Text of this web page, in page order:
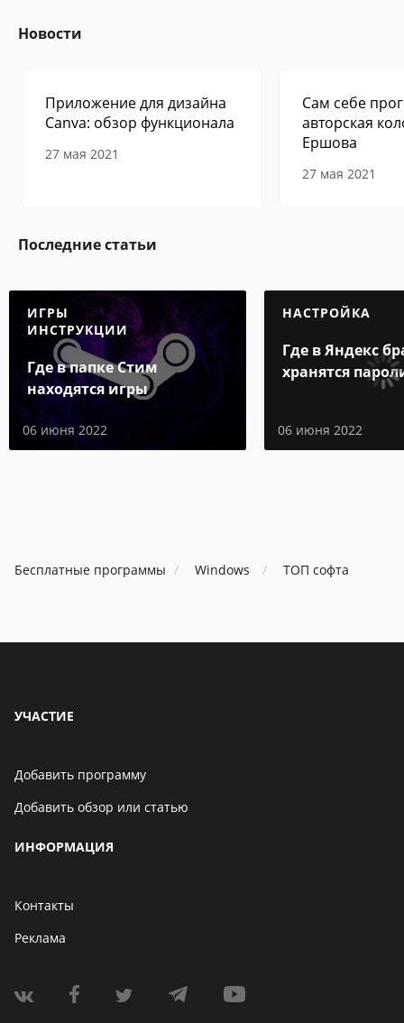
Новости
Приложение для дизайна
Canva: обзор функционала
27 мая 2021
Сам себе
авторская
Ершова
27 мая 2021
Последние статьи
ИГРЫ
ИНСТРУКЦИИ
Где в папке Стим
находятся игры
06 июня 2022
НАСТРОЙКА
Где в Яндекс
хранятся
06 июня 2022
Бесплатные программы Windows ТОП софта
УЧАСТИЕ
Добавить программу
Добавить обзор или статью
ИНФОРМАЦИЯ
Контакты
Реклама